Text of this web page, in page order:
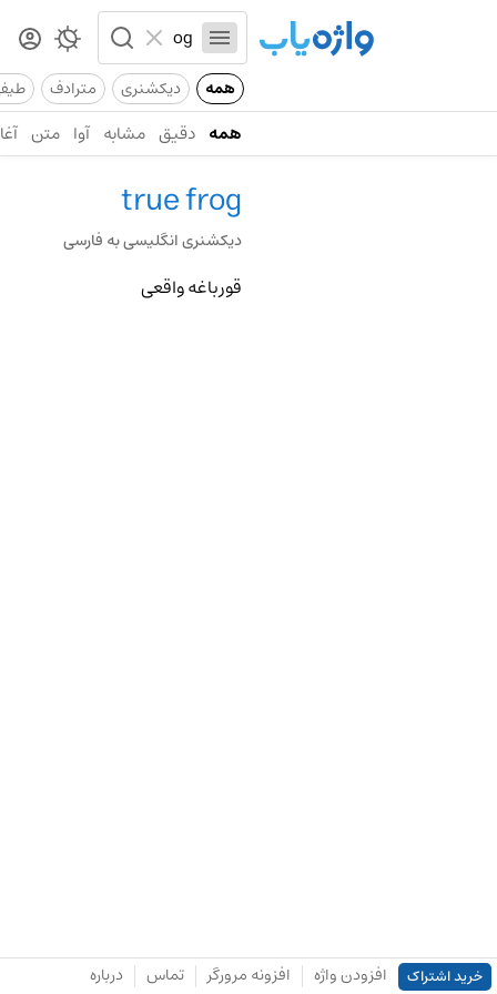
همه دیکشنری مترادف
همه دقیق مشابه آوا متن
true frog
دیکشنری انگلیسی به فارسی
قورباغه واقعی
خرید اشتراک افزودن واژه افزونه مرورگر تماس درباره